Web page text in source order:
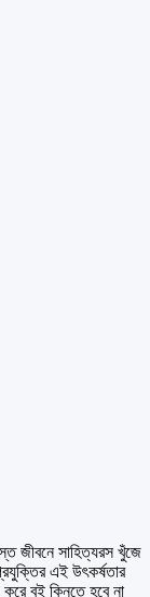
জীবনে সাহিত্যরস খুঁজে
এই উৎকর্ষতার
বই কিনতে হবে না